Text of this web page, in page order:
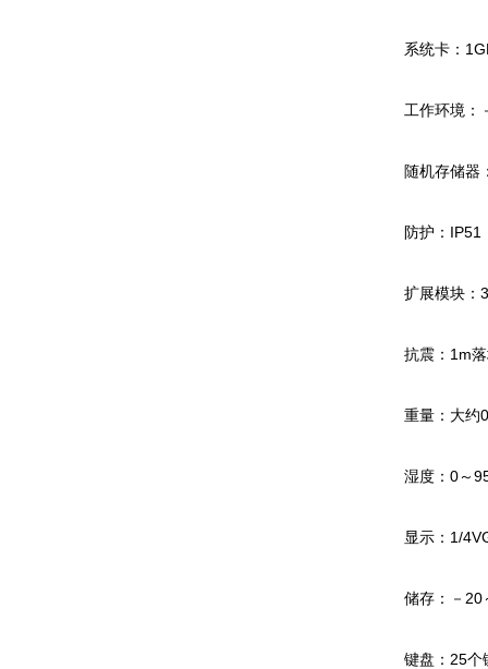
系统卡：
工作环境：
随机存储器
防护：IP51
扩展模块：
抗震：1m落
重量：大约
湿度：0～
显示：1/
储存：－20
键盘：25个